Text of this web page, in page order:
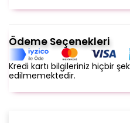
Ödeme Seçenekleri
Kredi kartı bilgileriniz hiçbir
edilmemektedir.